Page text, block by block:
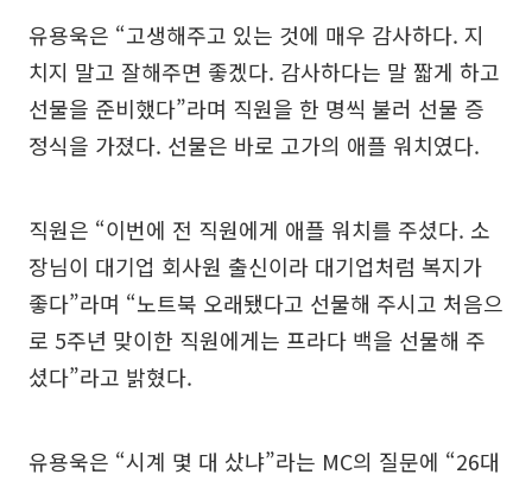
유용욱은 “고생해주고 있는 것에 매우 감사하다. 지
치지 말고 잘해주면 좋겠다. 감사하다는 말 짧게 하고
선물을 준비했다”라며 직원을 한 명씩 불러 선물 증
정식을 가졌다. 선물은 바로 고가의 애플 워치였다.
직원은 “이번에 전 직원에게 애플 워치를 주셨다. 소
장님이 대기업 회사원 출신이라 대기업처럼 복지가
좋다”라며 “노트북 오래됐다고 선물해 주시고 처음으
로 5주년 맞이한 직원에게는 프라다 백을 선물해 주
셨다”라고 밝혔다.
유용욱은 “시계 몇 대 샀냐”라는 MC의 질문에 “26대